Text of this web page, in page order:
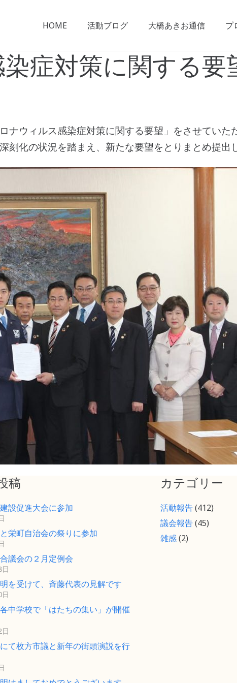
HOME 活動ブログ 大橋あきお通信 プ
症対策に関する要
ナウィルス感染症対策に関する要望」をさせていた
化の状況を踏まえ、新たな要望をとりまとめ提出
稿
設促進大会に参加
栄町自治会の祭りに参加
議会の２月定例会
を受けて、斉藤代表の見解です
中学校で「はたちの集い」が開催
て枚方市議と新年の街頭演説を行
カテゴリー
活動報告(412)
議会報告(45)
雑感(2)